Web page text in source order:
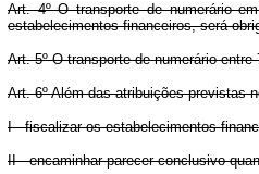
Art. 4º O transporte de numerário
estabelecimentos financeiros, será
Art. 5º O transporte de numerário
Art. 6º Além das atribuições previstas
I - fiscalizar os estabelecimentos
II - encaminhar parecer conclusivo